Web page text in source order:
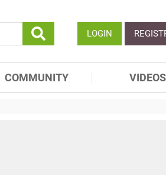
LOGIN
COMMUNITY VIDEOS